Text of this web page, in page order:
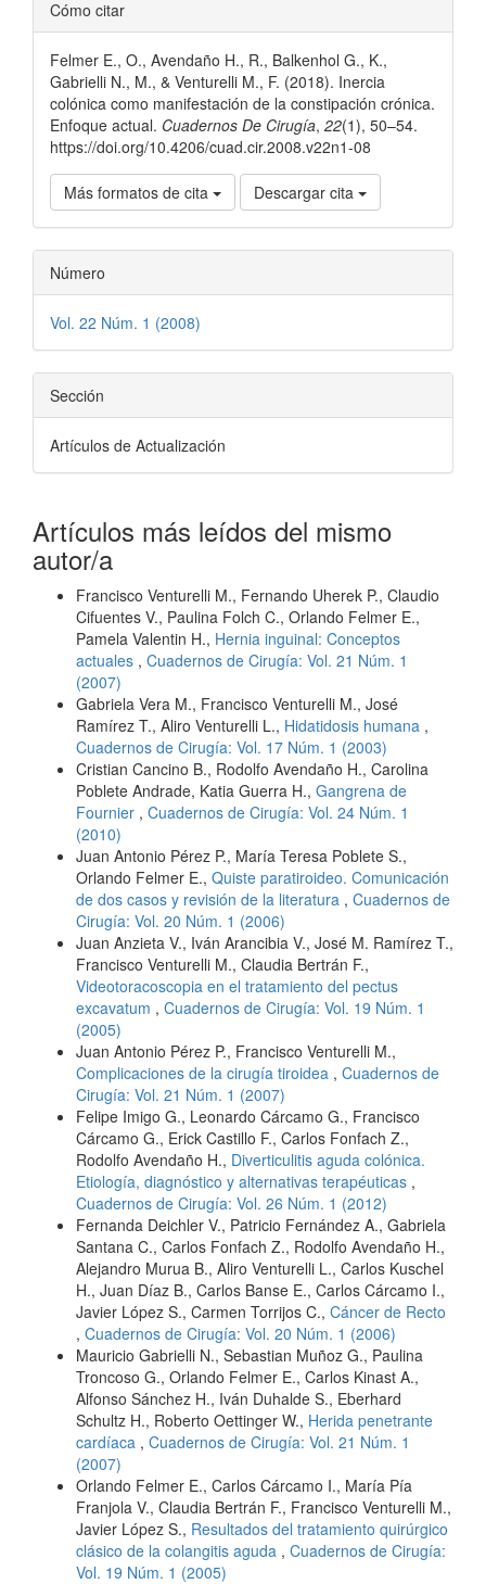
del
artículo
Cómo citar
Felmer E., O., Avendaño H., R., Balkenhol G., K.,
Gabrielli N., M., & Venturelli M., F. (2018). Inercia
colónica como manifestación de la constipación crónica.
Enfoque actual. Cuadernos De Cirugía, 22(1), 50–54.
https://doi.org/10.4206/cuad.cir.2008.v22n1-08
Más formatos de cita Descargar cita
Número
Vol. 22 Núm. 1 (2008)
Sección
Artículos de Actualización
Artículos más leídos del mismo
autor/a
Francisco Venturelli M., Fernando Uherek P., Claudio
Cifuentes V., Paulina Folch C., Orlando Felmer E.,
Pamela Valentin H., Hernia inguinal: Conceptos
actuales , Cuadernos de Cirugía: Vol. 21 Núm. 1
(2007)
Gabriela Vera M., Francisco Venturelli M., José
Ramírez T., Aliro Venturelli L., Hidatidosis humana ,
Cuadernos de Cirugía: Vol. 17 Núm. 1 (2003)
Cristian Cancino B., Rodolfo Avendaño H., Carolina
Poblete Andrade, Katia Guerra H., Gangrena de
Fournier , Cuadernos de Cirugía: Vol. 24 Núm. 1
(2010)
Juan Antonio Pérez P., María Teresa Poblete S.,
Orlando Felmer E., Quiste paratiroideo. Comunicación
de dos casos y revisión de la literatura , Cuadernos de
Cirugía: Vol. 20 Núm. 1 (2006)
Juan Anzieta V., Iván Arancibia V., José M. Ramírez T.,
Francisco Venturelli M., Claudia Bertrán F.,
Videotoracoscopia en el tratamiento del pectus
excavatum , Cuadernos de Cirugía: Vol. 19 Núm. 1
(2005)
Juan Antonio Pérez P., Francisco Venturelli M.,
Complicaciones de la cirugía tiroidea , Cuadernos de
Cirugía: Vol. 21 Núm. 1 (2007)
Felipe Imigo G., Leonardo Cárcamo G., Francisco
Cárcamo G., Erick Castillo F., Carlos Fonfach Z.,
Rodolfo Avendaño H., Diverticulitis aguda colónica.
Etiología, diagnóstico y alternativas terapéuticas ,
Cuadernos de Cirugía: Vol. 26 Núm. 1 (2012)
Fernanda Deichler V., Patricio Fernández A., Gabriela
Santana C., Carlos Fonfach Z., Rodolfo Avendaño H.,
Alejandro Murua B., Aliro Venturelli L., Carlos Kuschel
H., Juan Díaz B., Carlos Banse E., Carlos Cárcamo I.,
Javier López S., Carmen Torrijos C., Cáncer de Recto
, Cuadernos de Cirugía: Vol. 20 Núm. 1 (2006)
Mauricio Gabrielli N., Sebastian Muñoz G., Paulina
Troncoso G., Orlando Felmer E., Carlos Kinast A.,
Alfonso Sánchez H., Iván Duhalde S., Eberhard
Schultz H., Roberto Oettinger W., Herida penetrante
cardíaca , Cuadernos de Cirugía: Vol. 21 Núm. 1
(2007)
Orlando Felmer E., Carlos Cárcamo I., María Pía
Franjola V., Claudia Bertrán F., Francisco Venturelli M.,
Javier López S., Resultados del tratamiento quirúrgico
clásico de la colangitis aguda , Cuadernos de Cirugía:
Vol. 19 Núm. 1 (2005)